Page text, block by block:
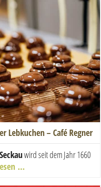
Lebkuchen – Café Regner
wird seit dem Jahr 1660
…